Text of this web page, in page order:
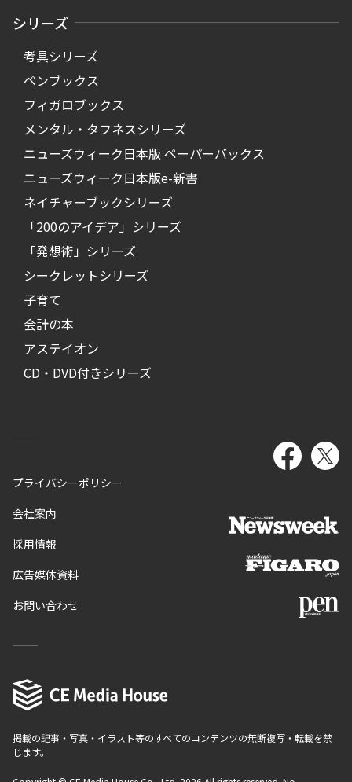
シリーズ
考具シリーズ
ペンブックス
フィガロブックス
メンタル・タフネスシリーズ
ニューズウィーク日本版 ペーパーバックス
ニューズウィーク日本版e-新書
ネイチャーブックシリーズ
「200のアイデア」シリーズ
「発想術」シリーズ
シークレットシリーズ
子育て
会計の本
アステイオン
CD・DVD付きシリーズ
プライバシーポリシー
会社案内
採用情報
広告媒体資料
お問い合わせ
掲載の記事・写真・イラスト等のすべてのコンテンツの無断複写・転載を禁
じます。